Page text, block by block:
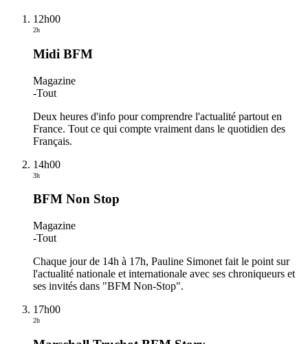
12h00
2h
Midi BFM
Magazine
-Tout
Deux heures d'info pour comprendre l'actualité partout en
France. Tout ce qui compte vraiment dans le quotidien des
Français.
14h00
3h
BFM Non Stop
Magazine
-Tout
Chaque jour de 14h à 17h, Pauline Simonet fait le point sur
l'actualité nationale et internationale avec ses chroniqueurs et
ses invités dans "BFM Non-Stop".
17h00
2h